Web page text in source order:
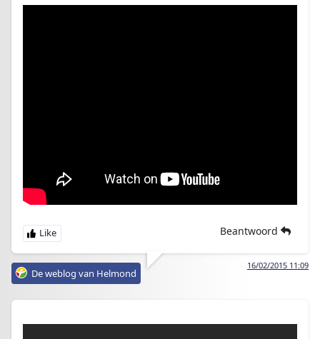
Beantwoord
16/02/2015 11:09
De weblog van Helmond